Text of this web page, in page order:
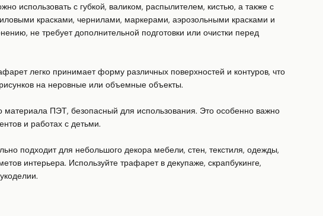
использовать с губкой, валиком, распылителем, кистью, а также с
красками, чернилами, маркерами, аэрозольными красками и
не требует дополнительной подготовки или очистки перед
легко принимает форму различных поверхностей и контуров, что
на неровные или объемные объекты.
материала ПЭТ, безопасный для использования. Это особенно важно
и работах с детьми.
подходит для небольшого декора мебели, стен, текстиля, одежды,
интерьера. Используйте трафарет в декупаже, скрапбукинге,